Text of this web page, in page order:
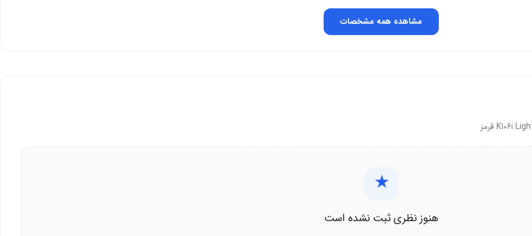
و محل کار مناسب است و نیاز به کابل اضافی را حذف می‌کند.
و آسیب الکتریکی را کاهش می‌دهد و امنیت را افزایش می‌دهد.
مشاهده همه مشخصات
★
هنوز نظری ثبت نشده است